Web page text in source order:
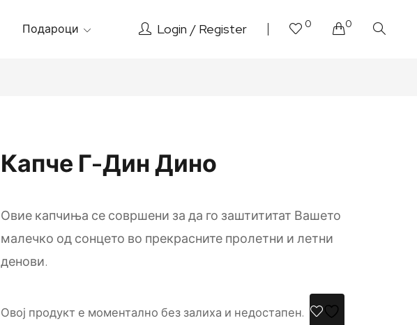
Подароци Login Register 0 0
Капче Г-Дин Дино
Овие капчиња се совршени за да го заштититат Вашето
малечко од сонцето во прекрасните пролетни и летни
денови.
Овој продукт е моментално без залиха и недостапен.